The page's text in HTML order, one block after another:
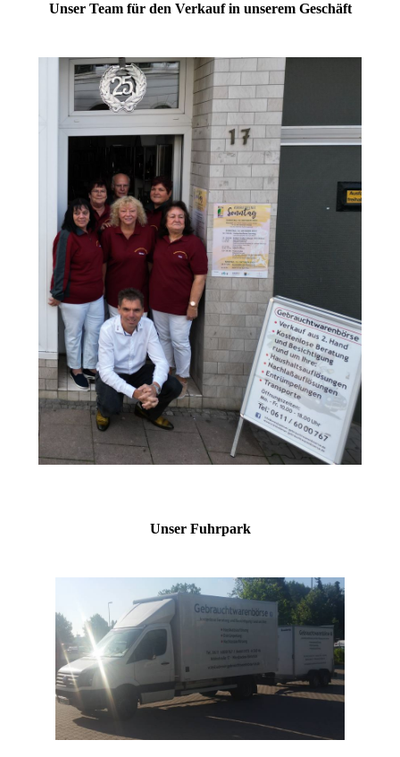
Unser Team für den Verkauf in unserem Geschäft
Unser Fuhrpark